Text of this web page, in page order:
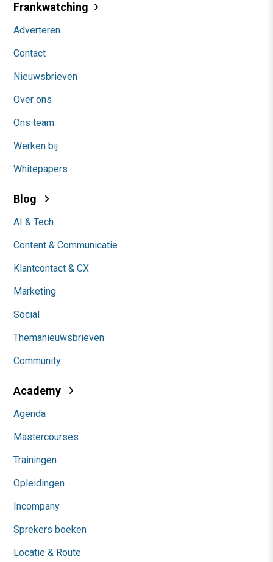
Frankwatching
Adverteren
Contact
Nieuwsbrieven
Over ons
Ons team
Werken bij
Whitepapers
Blog
AI & Tech
Content & Communicatie
Klantcontact & CX
Marketing
Social
Themanieuwsbrieven
Community
Academy
Agenda
Mastercourses
Trainingen
Opleidingen
Incompany
Sprekers boeken
Locatie & Route